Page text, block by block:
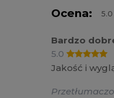
Ocena:
Bardzo
5.0
Jakość i